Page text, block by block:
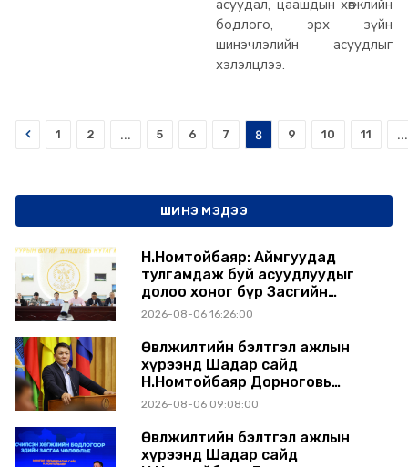
асуудал, цаашдын хөгжлийн
бодлого, эрх зүйн
шинэчлэлийн асуудлыг
хэлэлцлээ.
Prev 1 2 ... 5 6 7 8 9 10 11 ...
ШИНЭ МЭДЭЭ
Н.Номтойбаяр: Аймгуудад
тулгамдаж буй асуудлуудыг
долоо хоног бүр Засгийн
газрын хуралдаанд
2026-08-06 16:26:00
Өвөлжилтийн бэлтгэл ажлын
хүрээнд Шадар сайд
Н.Номтойбаяр Дорноговь
аймагт ажиллав
2026-08-06 09:08:00
Өвөлжилтийн бэлтгэл ажлын
хүрээнд Шадар сайд